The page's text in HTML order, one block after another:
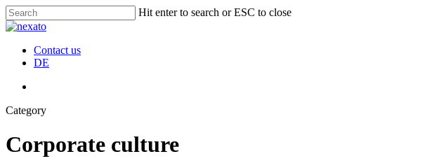
Skip
to
content
Hit enter to search or ESC to close
Close
Menu
Contact us
DE
Category
Corporate culture